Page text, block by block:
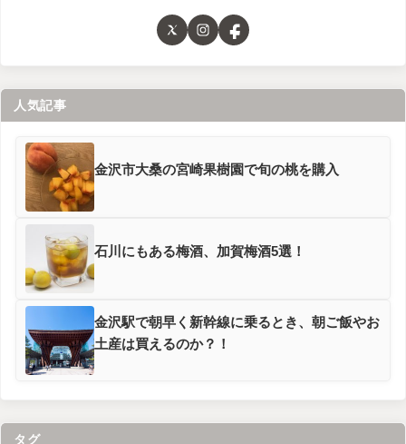
人気記事
金沢市大桑の宮崎果樹園で旬の桃を購入
石川にもある梅酒、加賀梅酒5選！
金沢駅で朝早く新幹線に乗るとき、朝ご飯やお
土産は買えるのか？！
タグ